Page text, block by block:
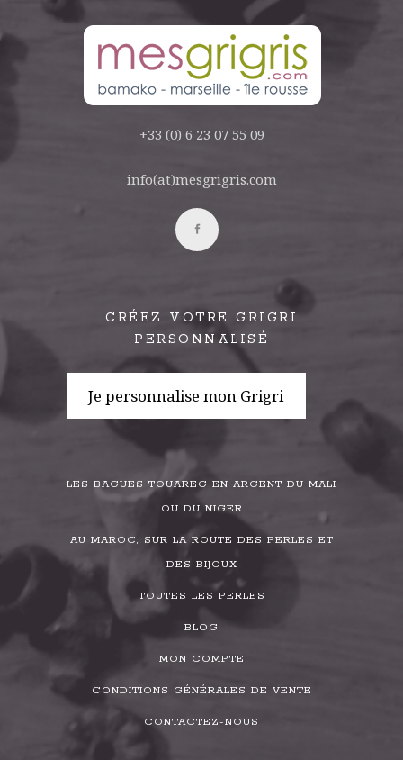
+33 (0) 6 23 07 55 09
info(at)mesgrigris.com
CRÉEZ VOTRE GRIGRI
PERSONNALISÉ
Je personnalise mon Grigri
LES BAGUES TOUAREG EN ARGENT DU MALI
OU DU NIGER
AU MAROC, SUR LA ROUTE DES PERLES ET
DES BIJOUX
TOUTES LES PERLES
BLOG
MON COMPTE
CONDITIONS GÉNÉRALES DE VENTE
CONTACTEZ-NOUS